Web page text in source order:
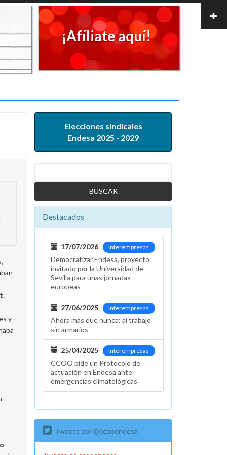
¡Afíliate aquí!
.
y
Elecciones sindicales
Endesa 2025 - 2029
Destacados
Interempresas
17/07/2026
Democratizar Endesa, proyecto
invitado por la Universidad de
Sevilla para unas jornadas
europeas
Interempresas
27/06/2025
Ahora más que nunca: al trabajo
sin armarios
Interempresas
25/04/2025
CCOO pide un Protocolo de
actuación en Endesa ante
emergencias climatológicas
Tweets por @ccooendesa